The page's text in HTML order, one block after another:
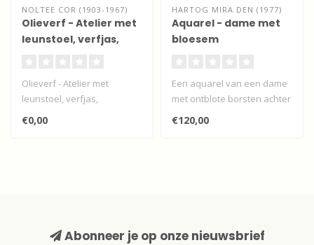
NOLTEE COR (1903-1967)
Olieverf - Atelier met
leunstoel, verfjas,
Olieverf - Atelier met
leunstoel, verfjas,
pantoffels en petje...
€0,00
HARTOG MIRA DEN (1977)
Aquarel - dame met
bloesem
Een aquarel van een dame
met ontblote borsten achter
takken met bloesem van de
€120,00
Abonneer je op onze nieuwsbrief